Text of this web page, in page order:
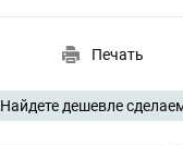
Печать
Найдете дешевле